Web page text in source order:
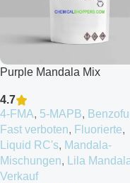
Purple Mandala Mix
4.7
4-FMA, 5-MAPB,
Fast verboten, Fluorierte,
Liquid RC's, Mandala-
Mischungen, Lila
Verkauf